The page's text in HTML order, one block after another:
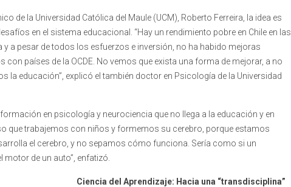
de la Universidad Católica del Maule (UCM), Roberto Ferreira, la idea es
en el sistema educacional. “Hay un rendimiento pobre en Chile en las
y a pesar de todos los esfuerzos e inversión, no ha habido mejoras
países de la OCDE. No vemos que exista una forma de mejorar, a no
la educación”, explicó el también doctor en Psicología de la Universidad
en psicología y neurociencia que no llega a la educación y en
que trabajemos con niños y formemos su cerebro, porque estamos
el cerebro, y no sepamos cómo funciona. Sería como si un
de un auto”, enfatizó.
Ciencia del Aprendizaje: Hacia una “transdisciplina”